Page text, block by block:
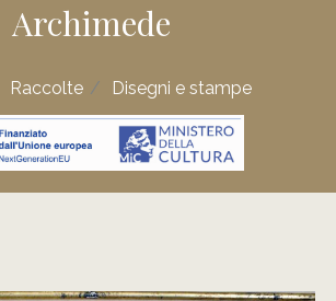
Archimede
Raccolte Disegni e stampe